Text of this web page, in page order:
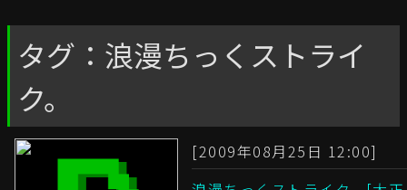
タグ：浪漫ちっくストライ
ク。
[2009年08月25日 12:00]